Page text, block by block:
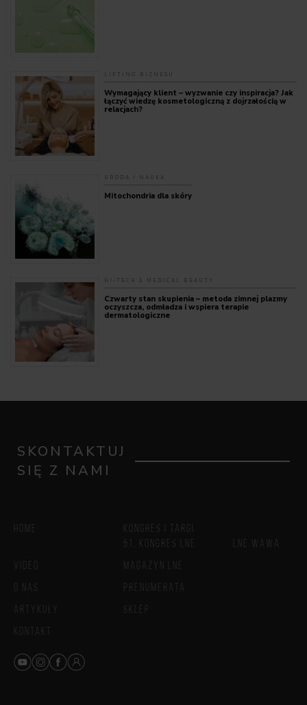
LIFTING BIZNESU
Wymagający klient – wyzwanie czy inspiracja? Jak
łączyć wiedzę kosmetologiczną z dojrzałością w
relacjach?
URODA I NAUKA
Mitochondria dla skóry
HI-TECH & MEDICAL BEAUTY
Czwarty stan skupienia – metoda zimnej plazmy
oczyszcza, odmładza i wspiera terapie
dermatologiczne
SKONTAKTUJ
SIĘ Z NAMI
KONGRES I TARGI
51. KONGRES LNE
LNE WAWA
VIDEO
MAGAZYN LNE
O NAS
PRENUMERATA
ARTYKUŁY
SKLEP